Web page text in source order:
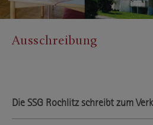
Ausschreibung
Die SSG Rochlitz schreibt zum